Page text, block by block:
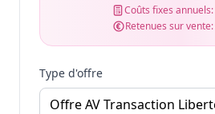
Coûts fixes annuels:
Retenues sur vente:
Type d'offre